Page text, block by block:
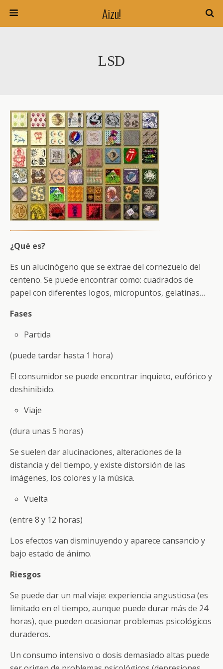
Aizu!
LSD
¿Qué es?
Es un alucinógeno que se extrae del cornezuelo del
centeno. Se puede encontrar como: cuadrados de
papel con diferentes logos, micropuntos, gelatinas…
Fases
Partida
(puede tardar hasta 1 hora)
El consumidor se puede encontrar inquieto, eufórico y
deshinibido.
Viaje
(dura unas 5 horas)
Se suelen dar alucinaciones, alteraciones de la
distancia y del tiempo, y existe distorsión de las
imágenes, los colores y la música.
Vuelta
(entre 8 y 12 horas)
Los efectos van disminuyendo y aparece cansancio y
bajo estado de ánimo.
Riesgos
Se puede dar un mal viaje: experiencia angustiosa (es
limitado en el tiempo, aunque puede durar más de 24
horas), que pueden ocasionar problemas psicológicos
duraderos.
Un consumo intensivo o dosis demasiado altas puede